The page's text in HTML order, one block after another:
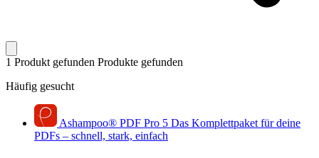
1 Produkt gefunden Produkte gefunden
Häufig gesucht
Ashampoo® PDF Pro 5 Das Komplettpaket für deine
PDFs – schnell, stark, einfach